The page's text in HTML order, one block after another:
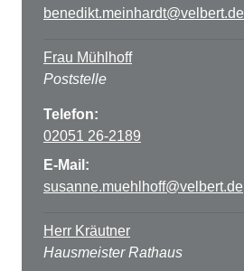
benedikt.meinhardt@velbert.de
Frau Mühlhoff
Poststelle
Telefon:
02051 26-2189
E-Mail:
susanne.muehlhoff@velbert.de
Herr Kräutner
Hausmeister Rathaus